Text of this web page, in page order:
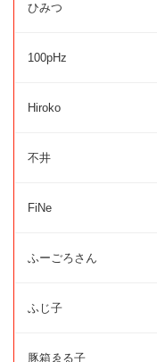
ひみつ
100pHz
Hiroko
不井
FiNe
ふーごろさん
ふじ子
豚箱ゑる子